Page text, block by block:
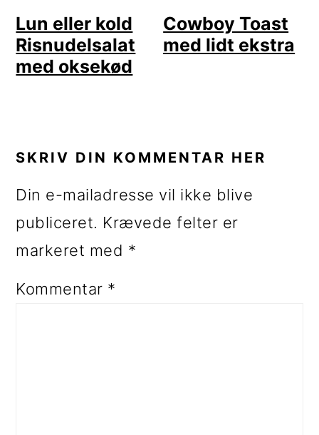
Lun eller kold
Risnudelsalat
med oksekød
Cowboy Toast
med lidt ekstra
SKRIV DIN KOMMENTAR HER
Din e-mailadresse vil ikke blive
publiceret. Krævede felter er
markeret med *
Kommentar *